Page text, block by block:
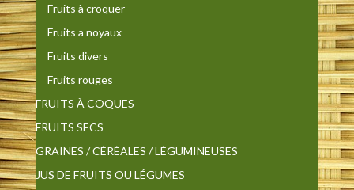
Fruits à croquer
Fruits a noyaux
Fruits divers
Fruits rouges
FRUITS À COQUES
FRUITS SECS
GRAINES / CÉRÉALES / LÉGUMINEUSES
JUS DE FRUITS OU LÉGUMES